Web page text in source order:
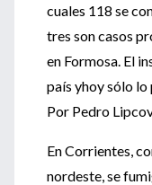
cuales 118 se
tres son casos
en Formosa. El
país yhoy sólo
Por Pedro
En Corrientes,
nordeste, se